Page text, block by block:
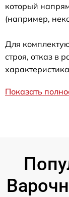
который
(например,
Для
строя, отказ в
Показать